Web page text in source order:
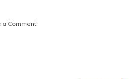
a Commenton